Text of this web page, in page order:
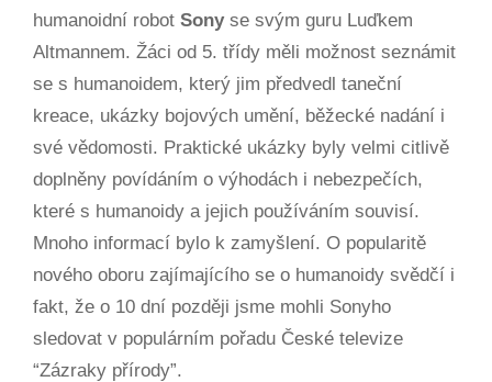
humanoidní robot Sonyse svým guru Luďkem
Altmannem. Žáci od 5. třídy měli možnost seznámit
se s humanoidem, který jim předvedl taneční
kreace, ukázky bojových umění, běžecké nadání i
své vědomosti. Praktické ukázky byly velmi citlivě
doplněny povídáním o výhodách i nebezpečích,
které s humanoidy a jejich používáním souvisí.
Mnoho informací bylo k zamyšlení. O popularitě
nového oboru zajímajícího se o humanoidy svědčí i
fakt, že o 10 dní později jsme mohli Sonyho
sledovat v populárním pořadu České televize
“Zázraky přírody”.